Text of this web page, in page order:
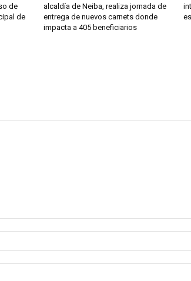
de
de
alcaldía de Neiba, realiza jornada de
entrega de nuevos carnets donde
impacta a 405 beneficiarios